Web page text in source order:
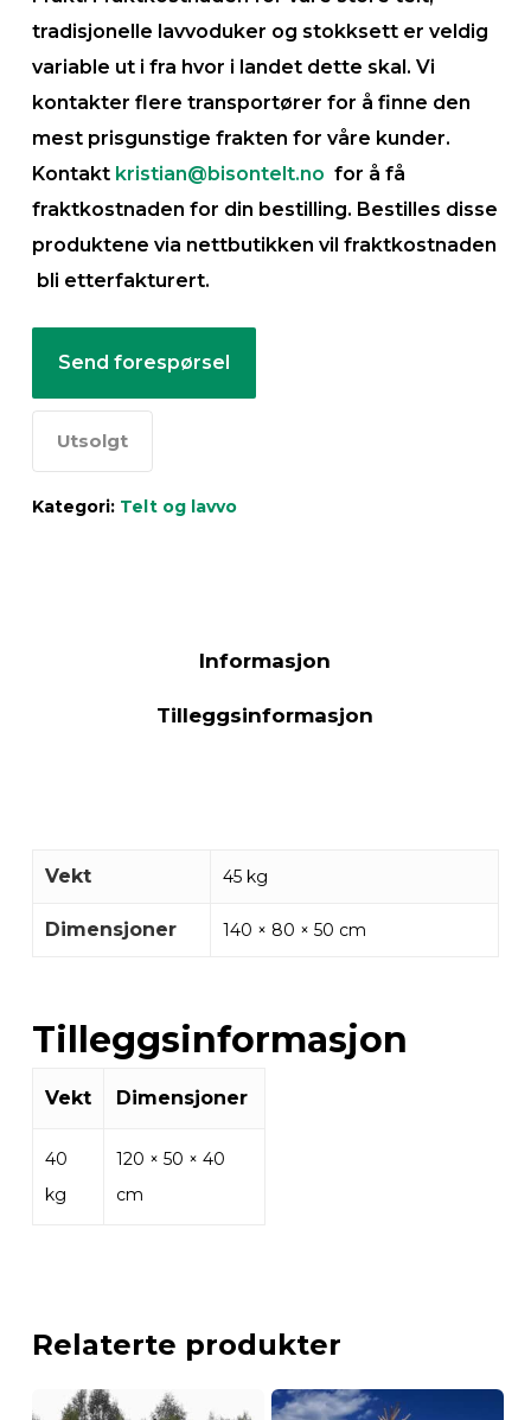
tradisjonelle lavvoduker og stokksett er veldig
variable ut i fra hvor i landet dette skal. Vi
kontakter flere transportører for å finne den
mest prisgunstige frakten for våre kunder.
Kontakt kristian@bisontelt.no for å få
fraktkostnaden for din bestilling. Bestilles disse
produktene via nettbutikken vil fraktkostnaden
bli etterfakturert.
Send forespørsel
Utsolgt
Kategori: Telt og lavvo
Informasjon
Tilleggsinformasjon
Vekt 45 kg
Dimensjoner 140 × 80 × 50 cm
Tilleggsinformasjon
Vekt Dimensjoner
40
kg
120 × 50 × 40
cm
Relaterte produkter